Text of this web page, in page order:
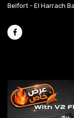
Belfort - El Harrach